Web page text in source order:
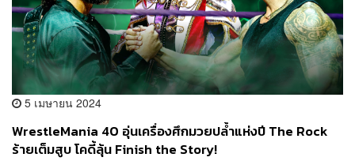
5 เมษายน 2024
WrestleMania 40 อุ่นเครื่องศึกมวยปล้ำแห่งปี The Rock
ร้ายเต็มสูบ โคดี้ลุ้น Finish the Story!